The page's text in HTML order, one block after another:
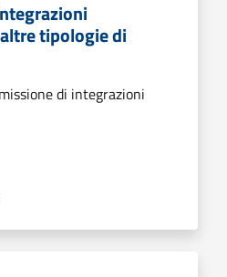
tipologie di
di integrazioni